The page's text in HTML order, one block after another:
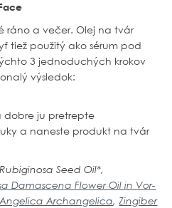
ráno a večer. Olej na tvár
tiež použitý ako sérum pod
3 jednoduchých krokov
výsledok:
dobre ju pretrepte
a naneste produkt na tvár
Seed Oil*,
Damascena Flower Oil in Vor-
Angelica Archangelica, Zingiber